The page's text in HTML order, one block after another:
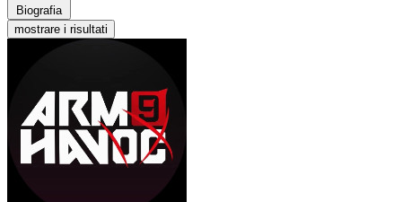
Biografia
mostrare i risultati